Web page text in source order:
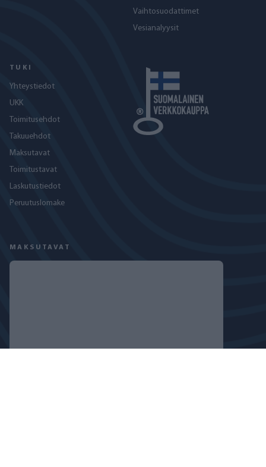
Vaihtosuodattimet
Vesianalyysit
TUKI
Yhteystiedot
UKK
Toimitusehdot
Takuuehdot
Maksutavat
Toimitustavat
Laskutustiedot
Peruutuslomake
MAKSUTAVAT